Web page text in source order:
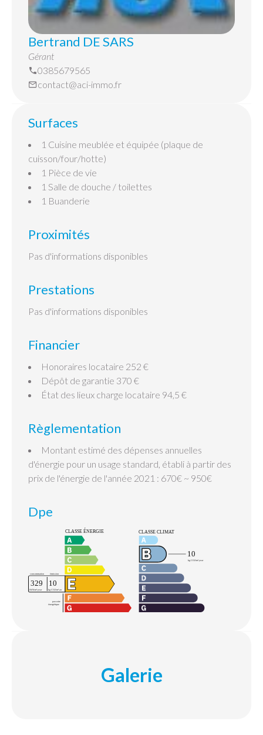
Bertrand DE SARS
Gérant
0385679565
contact@aci-immo.fr
Surfaces
1 Cuisine meublée et équipée (plaque de
cuisson/four/hotte)
1 Pièce de vie
1 Salle de douche / toilettes
1 Buanderie
Proximités
Pas d'informations disponibles
Prestations
Pas d'informations disponibles
Financier
Honoraires locataire 252 €
Dépôt de garantie 370 €
État des lieux charge locataire 94,5 €
Règlementation
Montant estimé des dépenses annuelles
d'énergie pour un usage standard, établi à partir des
prix de l'énergie de l'année 2021 : 670€ ~ 950€
Dpe
Galerie